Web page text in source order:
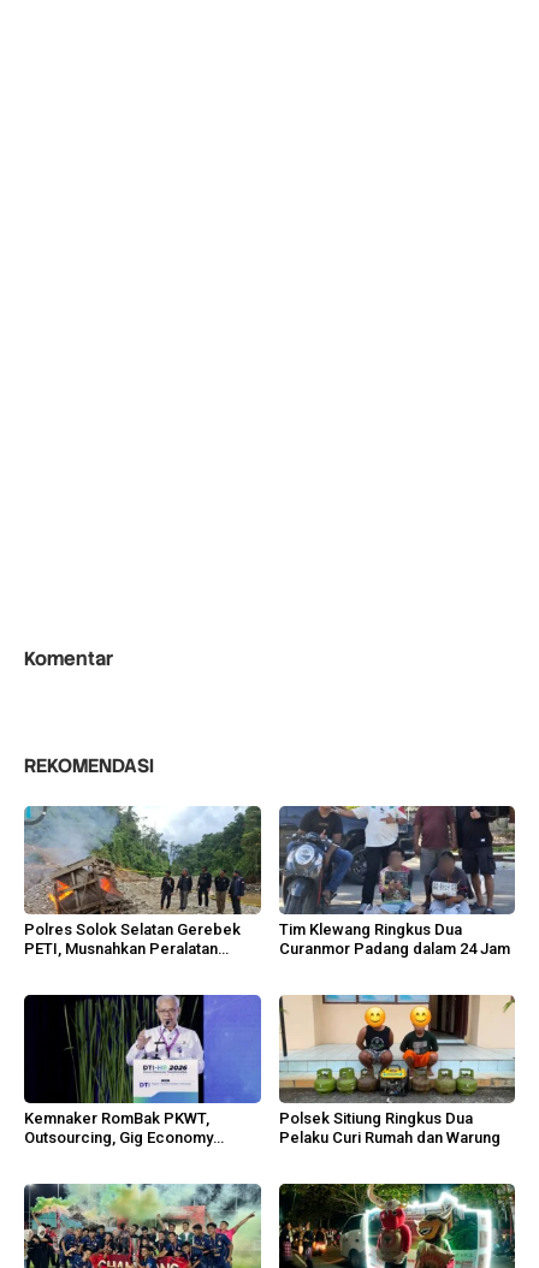
Komentar
REKOMENDASI
Polres Solok Selatan Gerebek
PETI, Musnahkan Peralatan
Tim Klewang Ringkus Dua
Curanmor Padang dalam 24 Jam
Kemnaker RomBak PKWT,
Outsourcing, Gig Economy
Polsek Sitiung Ringkus Dua
Pelaku Curi Rumah dan Warung